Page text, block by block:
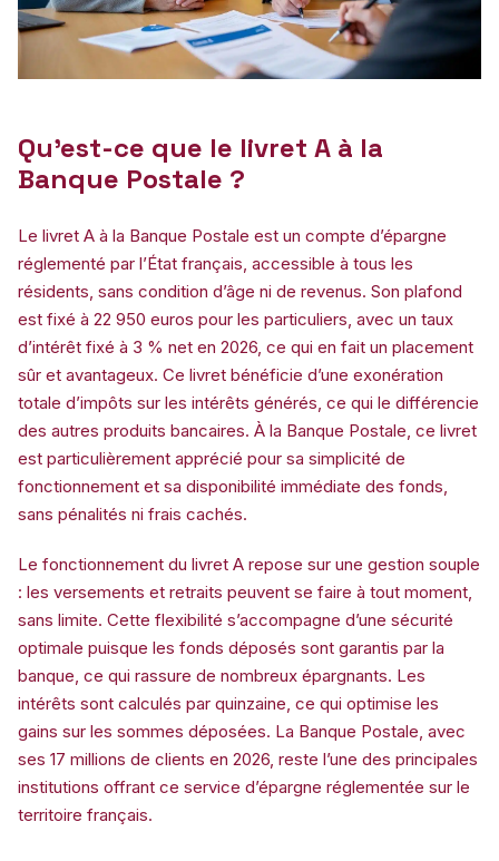
Qu’est-ce que le livret A à la
Banque Postale ?
Le livret A à la Banque Postale est un compte d’épargne
réglementé par l’État français, accessible à tous les
résidents, sans condition d’âge ni de revenus. Son plafond
est fixé à 22 950 euros pour les particuliers, avec un taux
d’intérêt fixé à 3 % net en 2026, ce qui en fait un placement
sûr et avantageux. Ce livret bénéficie d’une exonération
totale d’impôts sur les intérêts générés, ce qui le différencie
des autres produits bancaires. À la Banque Postale, ce livret
est particulièrement apprécié pour sa simplicité de
fonctionnement et sa disponibilité immédiate des fonds,
sans pénalités ni frais cachés.
Le fonctionnement du livret A repose sur une gestion souple
: les versements et retraits peuvent se faire à tout moment,
sans limite. Cette flexibilité s’accompagne d’une sécurité
optimale puisque les fonds déposés sont garantis par la
banque, ce qui rassure de nombreux épargnants. Les
intérêts sont calculés par quinzaine, ce qui optimise les
gains sur les sommes déposées. La Banque Postale, avec
ses 17 millions de clients en 2026, reste l’une des principales
institutions offrant ce service d’épargne réglementée sur le
territoire français.